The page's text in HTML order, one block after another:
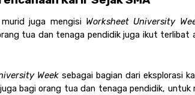
juga mengisi Worksheet University
tua dan tenaga pendidik juga ikut
Week sebagai bagian dari eksplorasi
bagi orang tua dan tenaga pendidik, untuk